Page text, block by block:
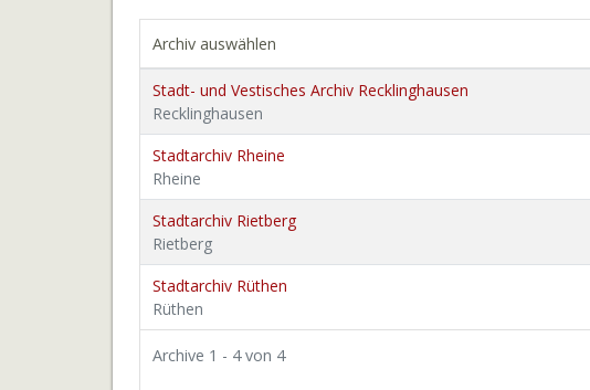
Archiv auswählen
Stadt- und Vestisches Archiv Recklinghausen
Recklinghausen
Stadtarchiv Rheine
Rheine
Stadtarchiv Rietberg
Rietberg
Stadtarchiv Rüthen
Rüthen
Archive 1 - 4 von 4